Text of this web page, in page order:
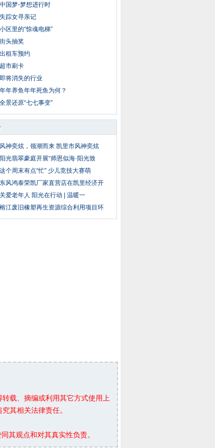
国梦-梦想进行时
踪女寻亲记
区里的“惊魂电梯”
头抽奖
租车预约
市刷卡
将消失的行业
年养鱼年年死鱼为何？
景还原“七七事变”
风神奕炫，领潮而来 凯里市风神奕炫
阳光翡翠豪庭开展“师恩似海·阳光致
这个周末有点“忙” 少儿竞技大赛萌
东风鸿泰荣凯厂家直营店在凯里经济开
关爱老年人 阳光在行动 | 温暖一
榕江废旧橡塑再生资源综合利用项目环
载、摘编或利用其它方式使用上
其相关法律责任。
其观点和对其真实性负责。